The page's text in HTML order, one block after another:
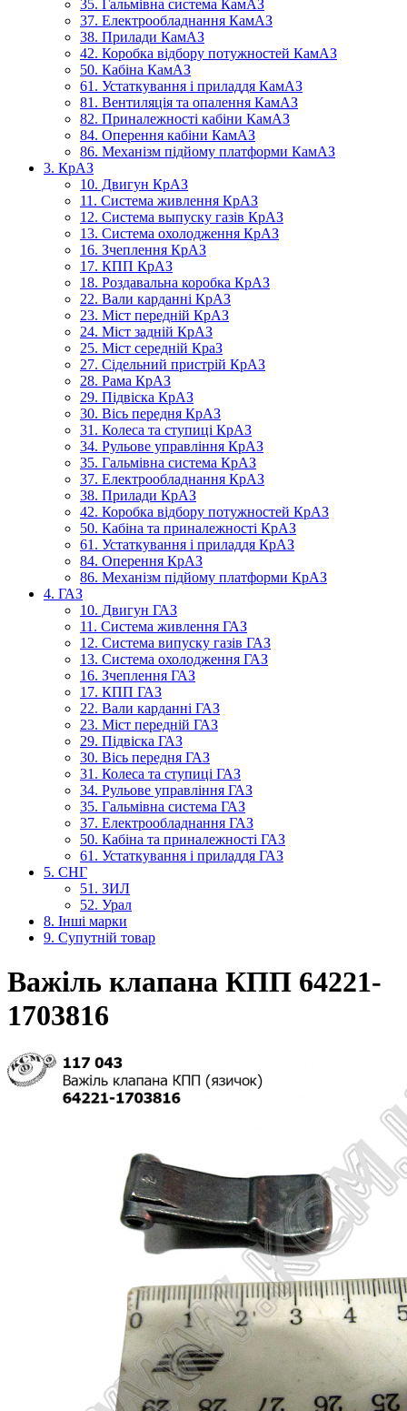
35. Гальмівна система КамАЗ
37. Електрообладнання КамАЗ
38. Прилади КамАЗ
42. Коробка відбору потужностей КамАЗ
50. Кабіна КамАЗ
61. Устаткування і приладдя КамАЗ
81. Вентиляція та опалення КамАЗ
82. Приналежності кабіни КамАЗ
84. Оперення кабіни КамАЗ
86. Механізм підйому платформи КамАЗ
3. КрАЗ
10. Двигун КрАЗ
11. Система живлення КрАЗ
12. Система выпуску газів КрАЗ
13. Система охолодження КрАЗ
16. Зчеплення КрАЗ
17. КПП КрАЗ
18. Роздавальна коробка КрАЗ
22. Вали карданні КрАЗ
23. Міст передній КрАЗ
24. Міст задній КрАЗ
25. Міст середній КраЗ
27. Сідельний пристрій КрАЗ
28. Рама КрАЗ
29. Підвіска КрАЗ
30. Вісь передня КрАЗ
31. Колеса та ступиці КрАЗ
34. Рульове управління КрАЗ
35. Гальмівна система КрАЗ
37. Електрообладнання КрАЗ
38. Прилади КрАЗ
42. Коробка відбору потужностей КрАЗ
50. Кабіна та приналежності КрАЗ
61. Устаткування і приладдя КрАЗ
84. Оперення КрАЗ
86. Механізм підйому платформи КрАЗ
4. ГАЗ
10. Двигун ГАЗ
11. Система живлення ГАЗ
12. Система випуску газів ГАЗ
13. Система охолодження ГАЗ
16. Зчеплення ГАЗ
17. КПП ГАЗ
22. Вали карданні ГАЗ
23. Міст передній ГАЗ
29. Підвіска ГАЗ
30. Вісь передня ГАЗ
31. Колеса та ступиці ГАЗ
34. Рульове управління ГАЗ
35. Гальмівна система ГАЗ
37. Електрообладнання ГАЗ
50. Кабіна та приналежності ГАЗ
61. Устаткування і приладдя ГАЗ
5. СНГ
51. ЗИЛ
52. Урал
8. Інші марки
9. Супутній товар
Важіль клапана КПП 64221-
1703816